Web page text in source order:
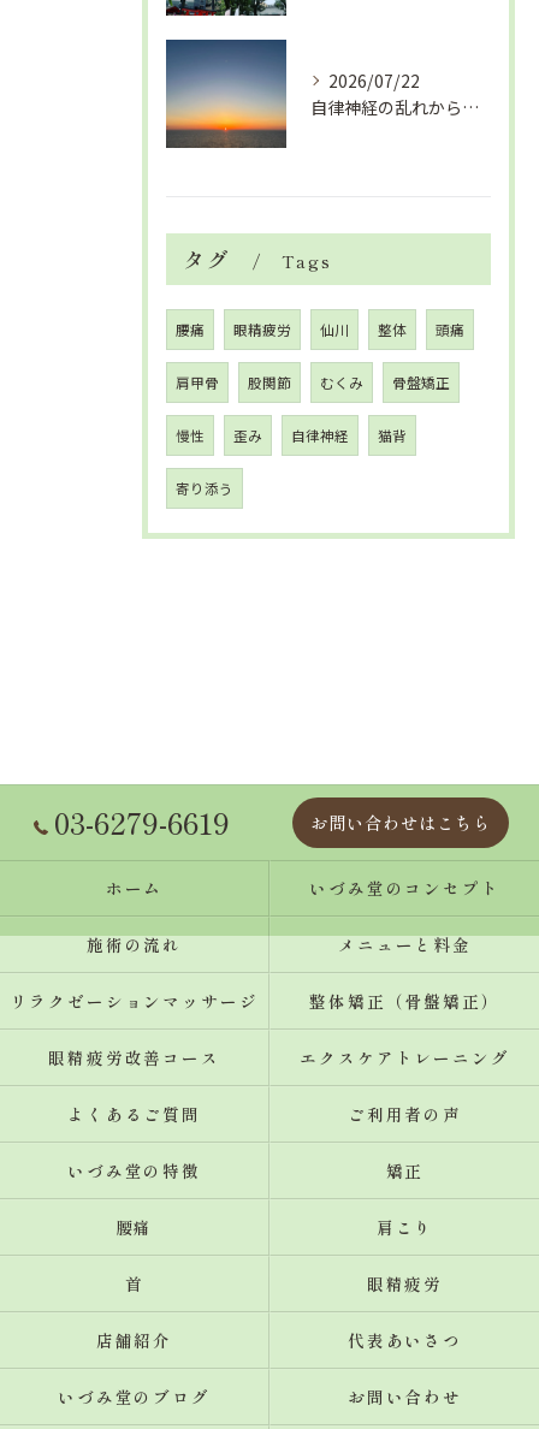
2026/07/22
自律神経の乱れから生活習慣病、血液循環の滞り
タグ Tags
腰痛 眼精疲労 仙川 整体 頭痛
肩甲骨 股関節 むくみ 骨盤矯正
慢性 歪み 自律神経 猫背
寄り添う
03-6279-6619 お問い合わせはこちら
ホーム いづみ堂のコンセプト
施術の流れ メニューと料金
リラクゼーションマッサージ 整体矯正（骨盤矯正）
眼精疲労改善コース エクスケアトレーニング
よくあるご質問 ご利用者の声
いづみ堂の特徴 矯正
腰痛 肩こり
首 眼精疲労
店舗紹介 代表あいさつ
いづみ堂のブログ お問い合わせ